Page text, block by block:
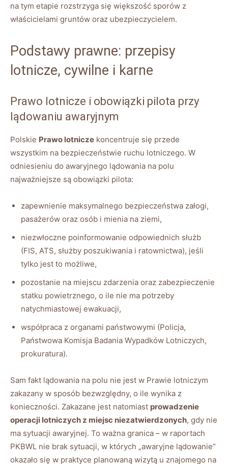
na tym etapie rozstrzyga się większość sporów z
właścicielami gruntów oraz ubezpieczycielem.
Podstawy prawne: przepisy
lotnicze, cywilne i karne
Prawo lotnicze i obowiązki pilota przy
lądowaniu awaryjnym
Polskie Prawo lotnicze koncentruje się przede
wszystkim na bezpieczeństwie ruchu lotniczego. W
odniesieniu do awaryjnego lądowania na polu
najważniejsze są obowiązki pilota:
zapewnienie maksymalnego bezpieczeństwa załogi,
pasażerów oraz osób i mienia na ziemi,
niezwłoczne poinformowanie odpowiednich służb
(FIS, ATS, służby poszukiwania i ratownictwa), jeśli
tylko jest to możliwe,
pozostanie na miejscu zdarzenia oraz zabezpieczenie
statku powietrznego, o ile nie ma potrzeby
natychmiastowej ewakuacji,
współpraca z organami państwowymi (Policja,
Państwowa Komisja Badania Wypadków Lotniczych,
prokuratura).
Sam fakt lądowania na polu nie jest w Prawie lotniczym
zakazany w sposób bezwzględny, o ile wynika z
konieczności. Zakazane jest natomiast prowadzenie
operacji lotniczych z miejsc niezatwierdzonych, gdy nie
ma sytuacji awaryjnej. To ważna granica – w raportach
PKBWL nie brak sytuacji, w których „awaryjne lądowanie”
okazało się w praktyce planowaną wizytą u znajomego na